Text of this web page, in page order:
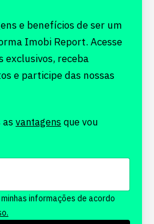
e benefícios de ser um
Imobi Report. Acesse
exclusivos, receba
e participe das nossas
as vantagens que vou
informações de acordo